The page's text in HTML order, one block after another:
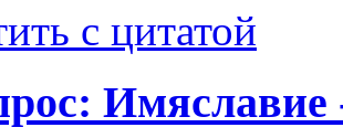
с цитатой
Имяславие